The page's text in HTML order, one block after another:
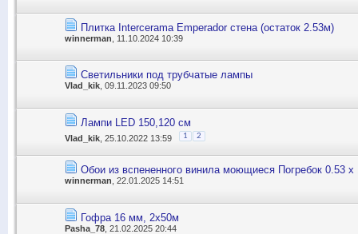
Плитка Intercerama Emperador стена (остаток 2.53м)
winnerman , 11.10.2024 10:39
Светильники под трубчатые лампы
Vlad_kik, 09.11.2023 09:50
Лампи LED 150,120 см
Vlad_kik , 25.10.2022 13:59 1 2
Обои из вспененного винила моющиеся Погребок 0.53 х
winnerman , 22.01.2025 14:51
Гофра 16 мм, 2х50м
Pasha_78 , 21.02.2025 20:44